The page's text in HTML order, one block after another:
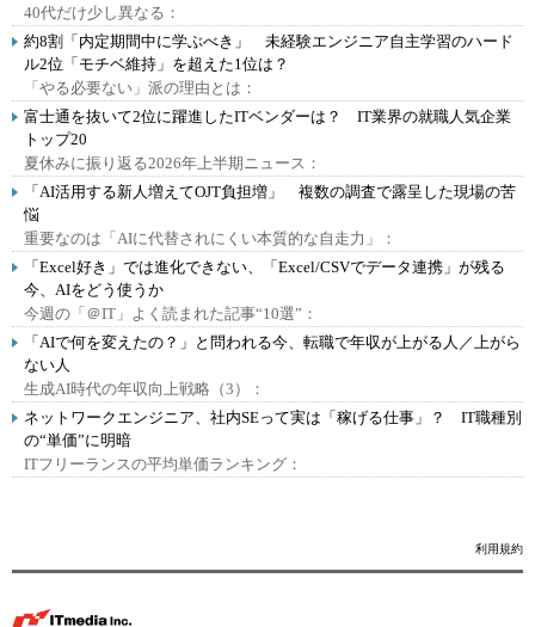
40代だけ少し異なる：
約8割「内定期間中に学ぶべき」 未経験エンジニア自主学習のハード
ル2位「モチベ維持」を超えた1位は？
「やる必要ない」派の理由とは：
富士通を抜いて2位に躍進したITベンダーは？ IT業界の就職人気企業
トップ20
夏休みに振り返る2026年上半期ニュース：
「AI活用する新人増えてOJT負担増」 複数の調査で露呈した現場の苦
悩
重要なのは「AIに代替されにくい本質的な自走力」：
「Excel好き」では進化できない、「Excel/CSVでデータ連携」が残る
今、AIをどう使うか
今週の「＠IT」よく読まれた記事“10選”：
「AIで何を変えたの？」と問われる今、転職で年収が上がる人／上がら
ない人
生成AI時代の年収向上戦略（3）：
ネットワークエンジニア、社内SEって実は「稼げる仕事」？ IT職種別
の“単価”に明暗
ITフリーランスの平均単価ランキング：
利用規約